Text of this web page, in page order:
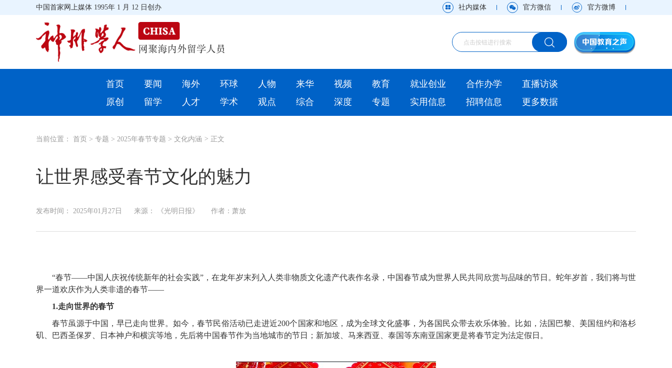
人物 来华
留学
招聘信息 更多数据
中国首家网上媒体 1995年 1 月 12 日创办 社内媒体 官方微信 官方微博
首页 要闻 海外 环球 人物 来华 视频 教育 就业创业 合作办学
直播访谈
原创
留学 人才 学术 观点 综合 深度 专题 实用信息 招聘信息 更多数据
当前位置： 首页 > 专题 > 2025年春节专题 > 文化内涵 > 正文
让世界感受春节文化的魅力
发布时间： 2025年01月27日 来源： 《光明日报》 作者：萧放
“春节——中国人庆祝传统新年的社会实践”，在龙年岁末列入人类非物质文化遗产代表作名录，中国春节成为世界人民共同欣赏与品味的节日。蛇年岁首，我们将与世
界一道欢庆作为人类非遗的春节——
1.走向世界的春节
春节虽源于中国，早已走向世界。如今，春节民俗活动已走进近200个国家和地区，成为全球文化盛事，为各国民众带去欢乐体验。比如，法国巴黎、美国纽约和洛杉
矶、巴西圣保罗、日本神户和横滨等地，先后将中国春节作为当地城市的节日；新加坡、马来西亚、泰国等东南亚国家更是将春节定为法定假日。